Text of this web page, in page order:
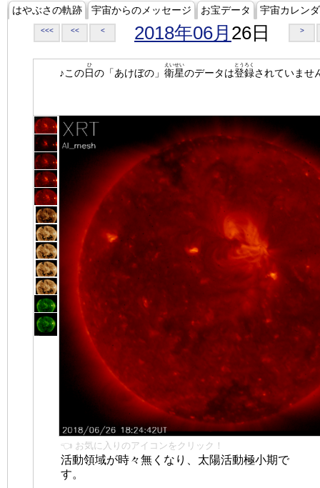
はやぶさの軌跡 宇宙からのメッセージ お宝データ 宇宙カレン
<<< << < 2018年06月 26日 >
♪この日
ひ
の「あけぼの」 衛星
えいせい
のデータは登録
とうろく
されていませ
👈 お気に入りのアイコンをクリック！
活動領域が時々無くなり、太陽活動極小期で
す。